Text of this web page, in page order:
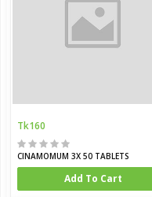
Tk160
CINAMOMUM 3X 50 TABLETS
Add To Cart